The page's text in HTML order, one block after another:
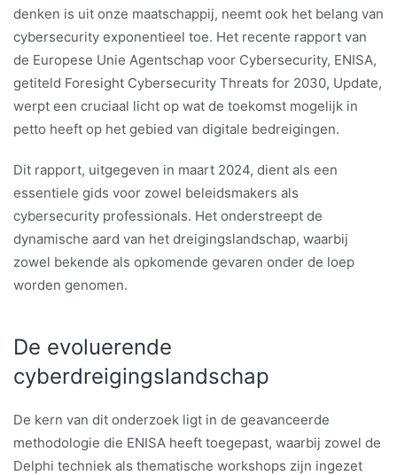
denken is uit onze maatschappij, neemt ook het belang van
cybersecurity exponentieel toe. Het recente rapport van
de Europese Unie Agentschap voor Cybersecurity, ENISA,
getiteld Foresight Cybersecurity Threats for 2030, Update,
werpt een cruciaal licht op wat de toekomst mogelijk in
petto heeft op het gebied van digitale bedreigingen.
Dit rapport, uitgegeven in maart 2024, dient als een
essentiele gids voor zowel beleidsmakers als
cybersecurity professionals. Het onderstreept de
dynamische aard van het dreigingslandschap, waarbij
zowel bekende als opkomende gevaren onder de loep
worden genomen.
De evoluerende
cyberdreigingslandschap
De kern van dit onderzoek ligt in de geavanceerde
methodologie die ENISA heeft toegepast, waarbij zowel de
Delphi techniek als thematische workshops zijn ingezet